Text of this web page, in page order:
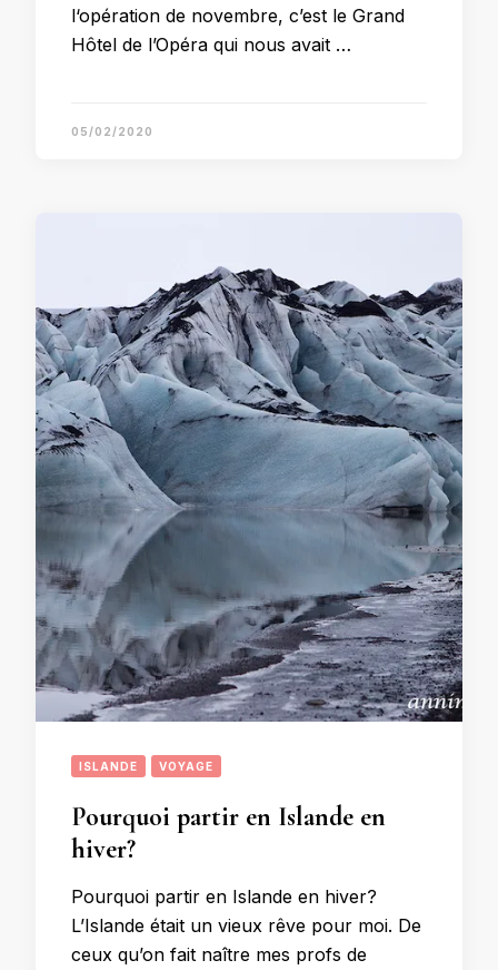
l‘opération de novembre, c’est le Grand
Hôtel de l’Opéra qui nous avait …
05/02/2020
ISLANDE VOYAGE
Pourquoi partir en Islande en
hiver?
Pourquoi partir en Islande en hiver?
L’Islande était un vieux rêve pour moi. De
ceux qu’on fait naître mes profs de